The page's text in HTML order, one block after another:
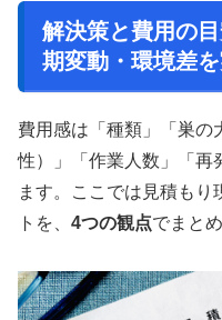
解決策と費用の
期変動・環境差
費用感は「種類」「巣の
性）」「作業人数」「再
ます。ここでは見積も
トを、 4つの観点でまと